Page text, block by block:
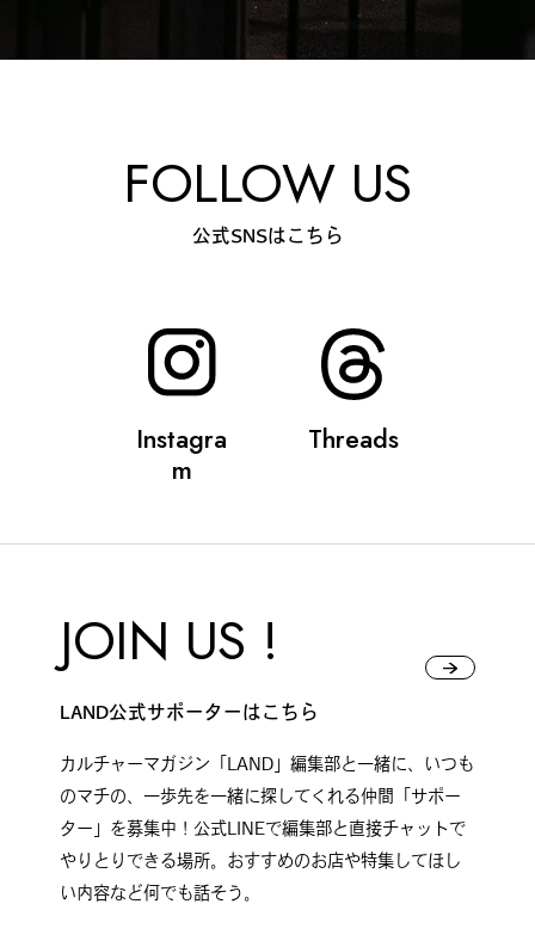
SapporoDiscoveryRoom
#花・植物と暮らそう
#飛行機で行かない海外旅
# 狸の一歩
#日帰り遠足
FOLLOW US
公式SNSはこちら
Instagra
m
Threads
JOIN US !
LAND公式サポーターはこちら
カルチャーマガジン「LAND」編集部と一緒に、いつも
のマチの、一歩先を一緒に探してくれる仲間「サポー
ター」を募集中！公式LINEで編集部と直接チャットで
やりとりできる場所。おすすめのお店や特集してほし
い内容など何でも話そう。